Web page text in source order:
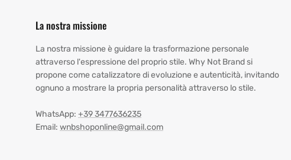
La nostra missione
La nostra missione è guidare la trasformazione personale
attraverso l'espressione del proprio stile. Why Not Brand si
propone come catalizzatore di evoluzione e autenticità, invitando
ognuno a mostrare la propria personalità attraverso lo stile.
WhatsApp: +39 3477636235
Email: wnbshoponline@gmail.com